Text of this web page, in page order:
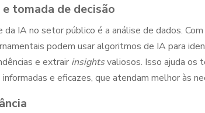
tomada de decisão
da IA no setor público é a análise de dados.
podem usar algoritmos de IA para
e extrair insightsvaliosos. Isso ajuda os
e eficazes, que atendam melhor às